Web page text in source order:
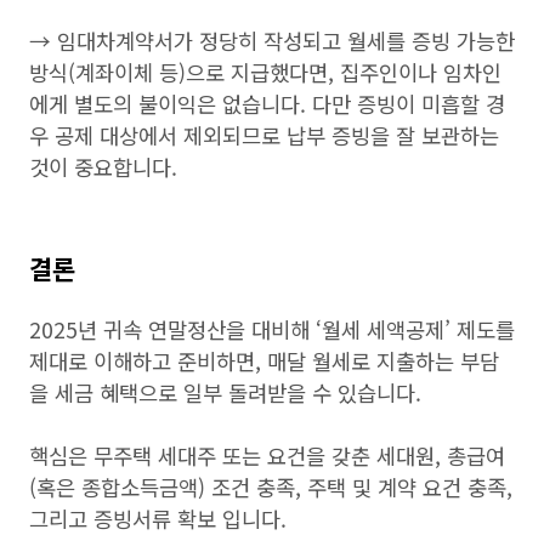
→ 임대차계약서가 정당히 작성되고 월세를 증빙 가능한
방식(계좌이체 등)으로 지급했다면, 집주인이나 임차인
에게 별도의 불이익은 없습니다. 다만 증빙이 미흡할 경
우 공제 대상에서 제외되므로 납부 증빙을 잘 보관하는
것이 중요합니다.
결론
2025년 귀속 연말정산을 대비해 ‘월세 세액공제’ 제도를
제대로 이해하고 준비하면, 매달 월세로 지출하는 부담
을 세금 혜택으로 일부 돌려받을 수 있습니다.
핵심은 무주택 세대주 또는 요건을 갖춘 세대원, 총급여
(혹은 종합소득금액) 조건 충족, 주택 및 계약 요건 충족,
그리고 증빙서류 확보 입니다.